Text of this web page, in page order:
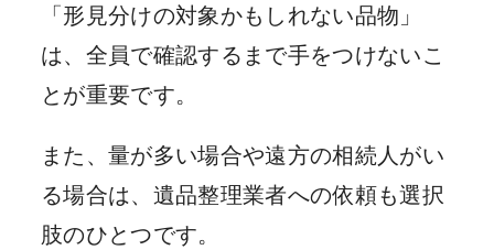
「形見分けの対象かもしれない品物」
は、全員で確認するまで手をつけないこ
とが重要です。
また、量が多い場合や遠方の相続人がい
る場合は、遺品整理業者への依頼も選択
肢のひとつです。